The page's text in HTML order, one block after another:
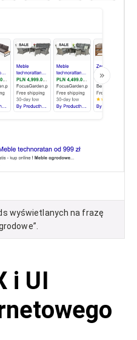
wyświetlanych na frazę
i UI